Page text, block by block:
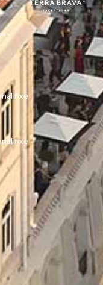
fixe
fixe